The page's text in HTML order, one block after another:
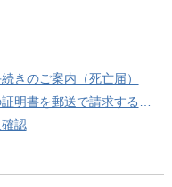
きのご案内（死亡届）
郵送で請求する際の本人確認
認